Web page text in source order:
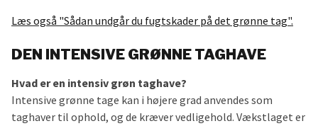
Læs også "Sådan undgår du fugtskader på det grønne tag".
DEN INTENSIVE GRØNNE TAGHAVE
Hvad er en intensiv grøn taghave?
Intensive grønne tage kan i højere grad anvendes som
taghaver til ophold, og de kræver vedligehold. Vækstlaget er